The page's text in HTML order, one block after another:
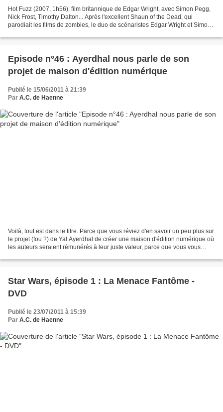
Hot Fuzz (2007, 1h56), film britannique de Edgar Wright, avec Simon Pegg,
Nick Frost, Timothy Dalton... Après l'excellent Shaun of the Dead, qui
parodiait les films de zombies, le duo de scénaristes Edgar Wright et Simon
Episode n°46 : Ayerdhal nous parle de son
projet de maison d'édition numérique
Publié le 15/06/2011 à 21:39
Par A.C. de Haenne
Voilà, tout est dans le titre. Parce que vous réviez d'en savoir un peu plus sur
le projet (fou ?) de Yal Ayerdhal de créer une maison d'édition numérique où
les auteurs seraient rémunérés à leur juste valeur, parce que vous vous
Star Wars, épisode 1 : La Menace Fantôme -
DVD
Publié le 23/07/2011 à 15:39
Par A.C. de Haenne